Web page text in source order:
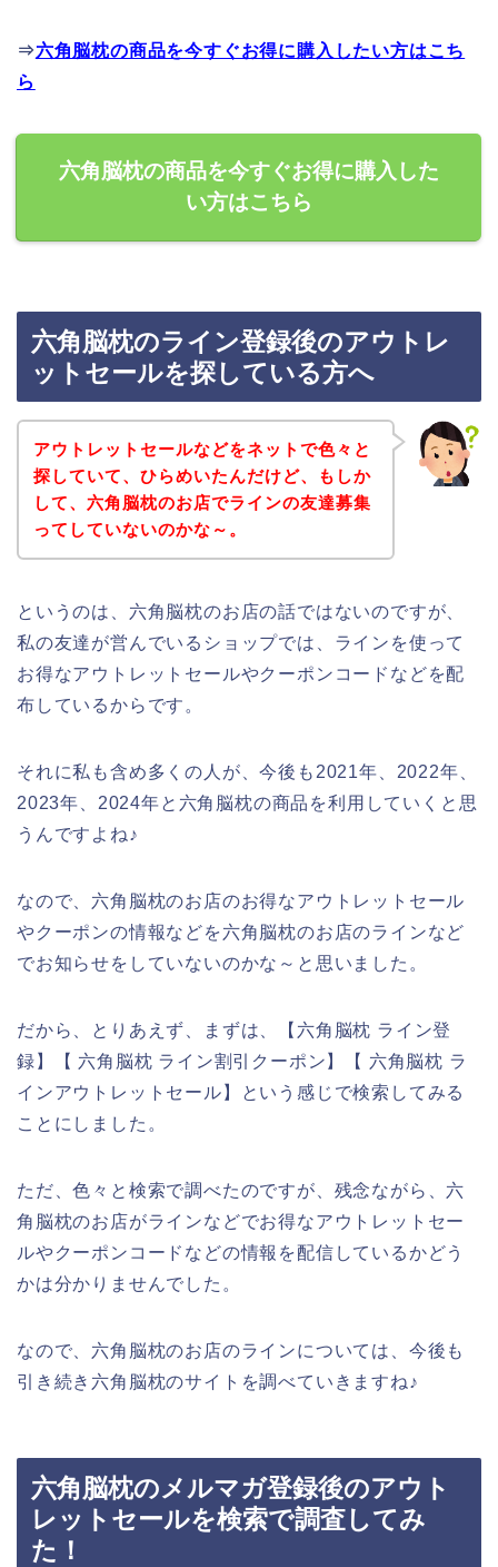
⇒六角脳枕の商品を今すぐお得に購入したい方はこち
ら
六角脳枕の商品を今すぐお得に購入した
い方はこちら
六角脳枕のライン登録後のアウトレ
ットセールを探している方へ
アウトレットセールなどをネットで色々と
探していて、ひらめいたんだけど、もしか
して、六角脳枕のお店でラインの友達募集
ってしていないのかな～。
というのは、六角脳枕のお店の話ではないのですが、
私の友達が営んでいるショップでは、ラインを使って
お得なアウトレットセールやクーポンコードなどを配
布しているからです。
それに私も含め多くの人が、今後も2021年、2022年、
2023年、2024年と六角脳枕の商品を利用していくと思
うんですよね♪
なので、六角脳枕のお店のお得なアウトレットセール
やクーポンの情報などを六角脳枕のお店のラインなど
でお知らせをしていないのかな～と思いました。
だから、とりあえず、まずは、【六角脳枕 ライン登
録】【 六角脳枕 ライン割引クーポン】【 六角脳枕 ラ
インアウトレットセール】という感じで検索してみる
ことにしました。
ただ、色々と検索で調べたのですが、残念ながら、六
角脳枕のお店がラインなどでお得なアウトレットセー
ルやクーポンコードなどの情報を配信しているかどう
かは分かりませんでした。
なので、六角脳枕のお店のラインについては、今後も
引き続き六角脳枕のサイトを調べていきますね♪
六角脳枕のメルマガ登録後のアウト
レットセールを検索で調査してみ
た！